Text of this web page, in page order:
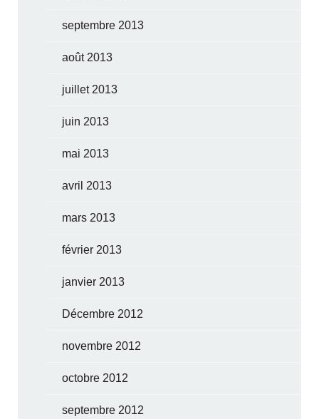
septembre 2013
août 2013
juillet 2013
juin 2013
mai 2013
avril 2013
mars 2013
février 2013
janvier 2013
Décembre 2012
novembre 2012
octobre 2012
septembre 2012